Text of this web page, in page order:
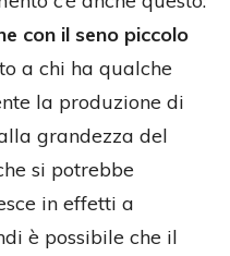
con il seno piccolo
a chi ha qualche
la produzione di
grandezza del
si potrebbe
in effetti a
è possibile che il